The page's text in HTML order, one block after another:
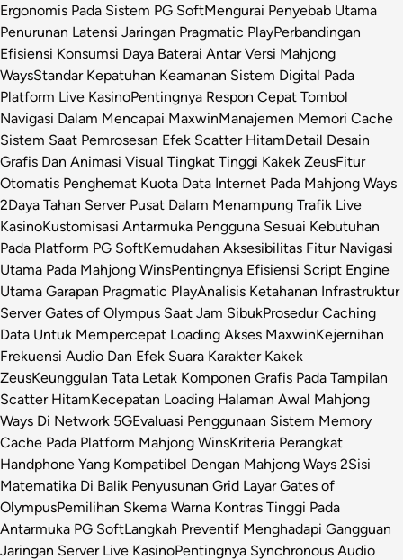
Ergonomis Pada Sistem PG SoftMengurai Penyebab Utama
Penurunan Latensi Jaringan Pragmatic PlayPerbandingan
Efisiensi Konsumsi Daya Baterai Antar Versi Mahjong
WaysStandar Kepatuhan Keamanan Sistem Digital Pada
Platform Live KasinoPentingnya Respon Cepat Tombol
Navigasi Dalam Mencapai MaxwinManajemen Memori Cache
Sistem Saat Pemrosesan Efek Scatter HitamDetail Desain
Grafis Dan Animasi Visual Tingkat Tinggi Kakek ZeusFitur
Otomatis Penghemat Kuota Data Internet Pada Mahjong Ways
2Daya Tahan Server Pusat Dalam Menampung Trafik Live
KasinoKustomisasi Antarmuka Pengguna Sesuai Kebutuhan
Pada Platform PG SoftKemudahan Aksesibilitas Fitur Navigasi
Utama Pada Mahjong WinsPentingnya Efisiensi Script Engine
Utama Garapan Pragmatic PlayAnalisis Ketahanan Infrastruktur
Server Gates of Olympus Saat Jam SibukProsedur Caching
Data Untuk Mempercepat Loading Akses MaxwinKejernihan
Frekuensi Audio Dan Efek Suara Karakter Kakek
ZeusKeunggulan Tata Letak Komponen Grafis Pada Tampilan
Scatter HitamKecepatan Loading Halaman Awal Mahjong
Ways Di Network 5GEvaluasi Penggunaan Sistem Memory
Cache Pada Platform Mahjong WinsKriteria Perangkat
Handphone Yang Kompatibel Dengan Mahjong Ways 2Sisi
Matematika Di Balik Penyusunan Grid Layar Gates of
OlympusPemilihan Skema Warna Kontras Tinggi Pada
Antarmuka PG SoftLangkah Preventif Menghadapi Gangguan
Jaringan Server Live KasinoPentingnya Synchronous Audio